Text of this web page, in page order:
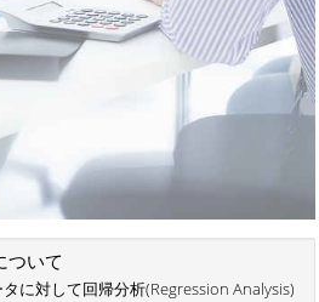
ついて
に対して回帰分析(Regression Analysis)